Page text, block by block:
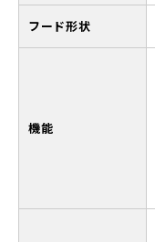
フード形状
機能